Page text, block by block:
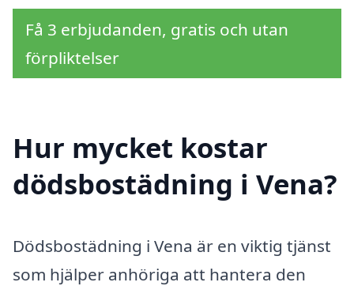
Få 3 erbjudanden, gratis och utan
förpliktelser
Hur mycket kostar
dödsbostädning i Vena?
Dödsbostädning i Vena är en viktig tjänst
som hjälper anhöriga att hantera den